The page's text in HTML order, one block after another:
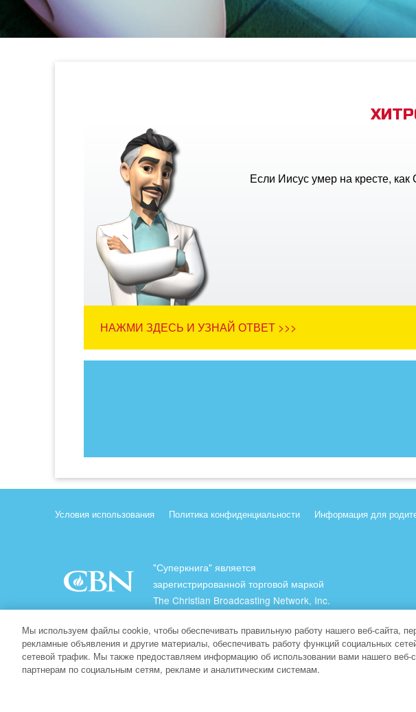
Если Иисус умер на кресте,
НАЖМИ ЗДЕСЬ И УЗНАЙ ОТВЕТ >>>
Условия использования Политика конфиденциальности Информация для
"Суперкнига" является
зарегистрированной торговой маркой
The Christian Broadcasting Network, Inc.
Все права защищены.
About CBN
Мы используем файлы cookie, чтобы обеспечивать правильную работу нашего веб-сайта,
рекламные объявления и другие материалы, обеспечивать работу функций социальных
сетевой трафик. Мы также предоставляем информацию об использовании вами нашего веб-
партнерам по социальным сетям, рекламе и аналитическим системам.